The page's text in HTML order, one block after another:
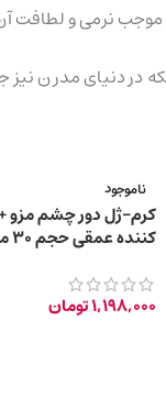
موجب نرمی و لطافت
در دنیای مدرن نیز
ناموجود
کننده عمقی حجم 30 میلی لیتر
1,198,000تومان